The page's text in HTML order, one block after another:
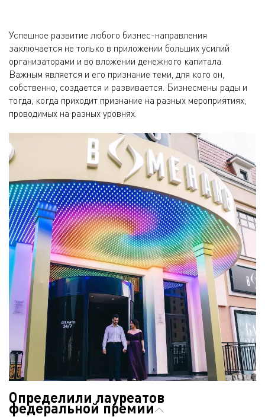
Успешное развитие любого бизнес-направления
заключается не только в приложении больших усилий
организаторами и во вложении денежного капитала.
Важным является и его признание теми, для кого он,
собственно, создается и развивается. Бизнесмены рады и
тогда, когда приходит признание на разных мероприятиях,
проводимых на разных уровнях.
Определили лауреатов
федеральной премии